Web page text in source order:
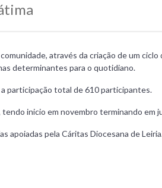
através da criação de um
determinantes para o quotidiano.
participação total de 610 participantes.
inicio em novembro terminando em
apoiadas pela Cáritas Diocesana de